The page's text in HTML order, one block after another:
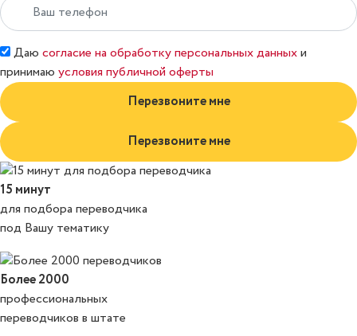
Даю согласие на обработку персональных данных и
принимаю условия публичной оферты
Перезвоните мне
Перезвоните мне
15 минут
для подбора переводчика
под Вашу тематику
Более 2000
профессиональных
переводчиков в штате